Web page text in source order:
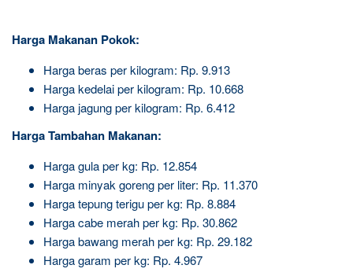
Harga Makanan Pokok:
Harga beras per kilogram: Rp. 9.913
Harga kedelai per kilogram: Rp. 10.668
Harga jagung per kilogram: Rp. 6.412
Harga Tambahan Makanan:
Harga gula per kg: Rp. 12.854
Harga minyak goreng per liter: Rp. 11.370
Harga tepung terigu per kg: Rp. 8.884
Harga cabe merah per kg: Rp. 30.862
Harga bawang merah per kg: Rp. 29.182
Harga garam per kg: Rp. 4.967